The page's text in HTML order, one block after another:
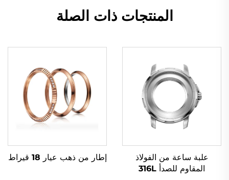
المنتجات ذات الصلة
علبة ساعة من الفولاذ
المقاوم للصدأ 316L
إطار من ذهب عيار 18 قيراط